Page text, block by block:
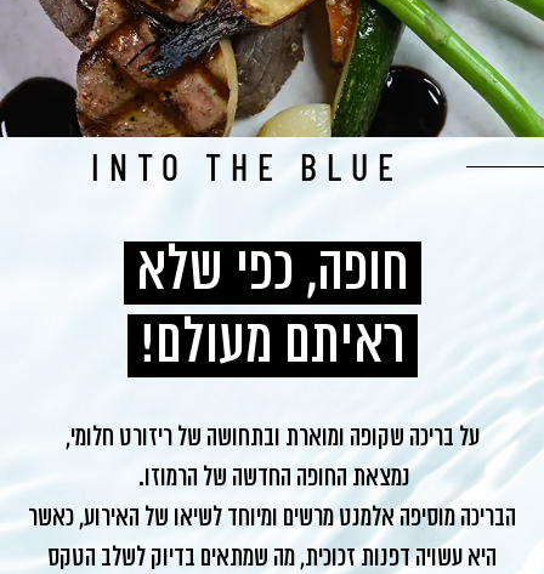
INTO THE BLUE
חופה, כפי שלא
ראיתם מעולם!
על בריכה שקופה ומוארת ובתחושה של ריזורט חלומי,
נמצאתהחופה החדשה של הרמוזו.
הבריכה מוסיפה אלמנט מרשים ומיוחד לשיאו של האירוע, כאשר
היא עשויה דפנות זכוכית, מה שמתאים בדיוק לשלב הטקס